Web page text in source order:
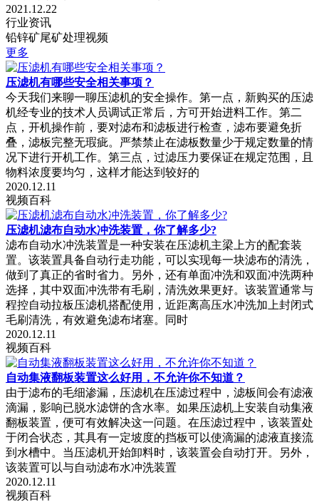
2021.12.22
行业资讯
铅锌矿尾矿处理视频
更多
压滤机有哪些安全相关事项？
今天我们来聊一聊压滤机的安全操作。第一点，新购买的压滤
机经专业的技术人员调试正常后，方可开始进料工作。第二
点，开机操作前，要对滤布和滤板进行检查，滤布要避免折
叠，滤板完整无瑕疵。严禁禁止在滤板数量少于规定数量的情
况下进行开机工作。第三点，过滤压力要保证在规定范围，且
物料浓度要均匀，这样才能达到较好的
2020.12.11
视频百科
压滤机滤布自动水冲洗装置，你了解多少?
滤布自动水冲洗装置是一种安装在压滤机主梁上方的配套装
置。该装置具备自动行走功能，可以实现每一块滤布的清洗，
做到了真正的省时省力。另外，还有单面冲洗和双面冲洗两种
选择，其中双面冲洗带有毛刷，清洗效果更好。该装置通常与
程控自动拉板压滤机搭配使用，近距离高压水冲洗加上封闭式
毛刷清洗，有效避免滤布堵塞。同时
2020.12.11
视频百科
自动集液翻板装置这么好用，不允许你不知道？
由于滤布的毛细渗漏，压滤机在压滤过程中，滤板间会有滤液
滴漏，影响已脱水滤饼的含水率。如果压滤机上安装自动集液
翻板装置，便可有效解决这一问题。在压滤过程中，该装置处
于闭合状态，其具有一定坡度的挡板可以使滴漏的滤液直接流
到水槽中。当压滤机开始卸料时，该装置会自动打开。另外，
该装置可以与自动滤布水冲洗装置
2020.12.11
视频百科